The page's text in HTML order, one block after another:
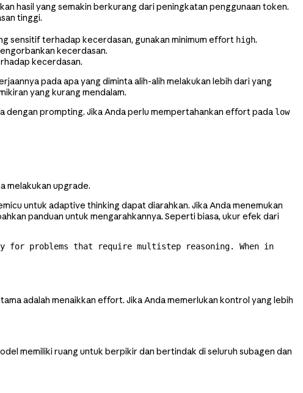
hasil yang semakin berkurang dari peningkatan penggunaan token.
tinggi.
sensitif terhadap kecerdasan, gunakan minimum effort high.
kecerdasan.
kecerdasan.
pada apa yang diminta alih-alih melakukan lebih dari yang
yang kurang mendalam.
dengan prompting. Jika Anda perlu mempertahankan effort pada low
melakukan upgrade.
untuk adaptive thinking dapat diarahkan. Jika Anda menemukan
panduan untuk mengarahkannya. Seperti biasa, ukur efek dari
for problems that require multistep reasoning. When in
adalah menaikkan effort. Jika Anda memerlukan kontrol yang lebih
memiliki ruang untuk berpikir dan bertindak di seluruh subagen dan